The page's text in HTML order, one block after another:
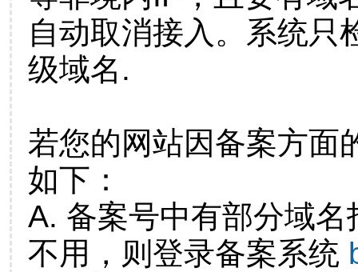
自动取消接入。系统只
级域名.
若您的网站因备案方面
如下：
A. 备案号中有部分域
不用，则登录备案系统